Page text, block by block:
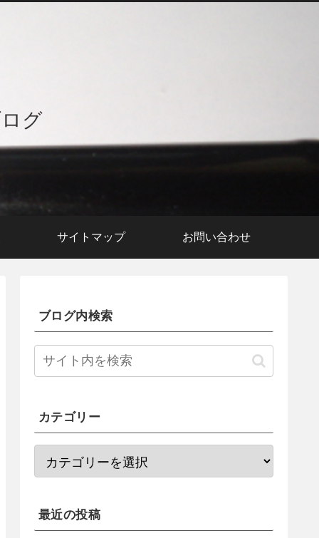
グ
サイトマップ お問い合わせ
ブログ内検索
カテゴリー
最近の投稿